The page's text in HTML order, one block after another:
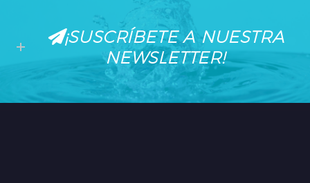
¡SUSCRÍBETE A NUESTRA
NEWSLETTER!